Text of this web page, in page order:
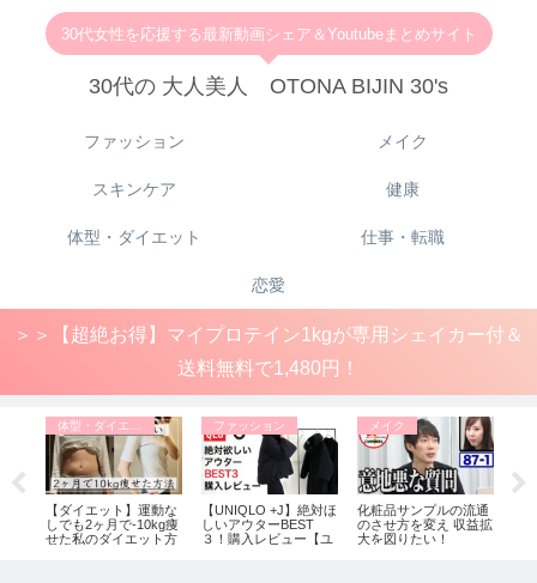
30代女性を応援する最新動画シェア＆Youtubeまとめサイト
30代の 大人美人 OTONA BIJIN 30's
ファッション メイク
スキンケア 健康
体型・ダイエット 仕事・転職
恋愛
＞＞【超絶お得】マイプロテイン1kgが専用シェイカー付＆
送料無料で1,480円！
【ダイエット】運動な
しでも2ヶ月で-10kg痩
せた私のダイエット方
ファッション
【UNIQLO +J】絶対ほ
しいアウターBEST
３！購入レビュー【ユ
メイク
化粧品サンプルの流通
のさせ方を変え 収益拡
大を図りたい！